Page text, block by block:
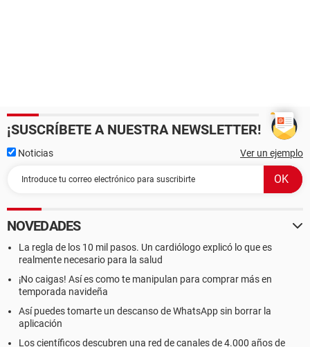
¡SUSCRÍBETE A NUESTRA NEWSLETTER!
Noticias Ver un ejemplo
NOVEDADES
La regla de los 10 mil pasos. Un cardiólogo explicó lo que es
realmente necesario para la salud
¡No caigas! Así es como te manipulan para comprar más en
temporada navideña
Así puedes tomarte un descanso de WhatsApp sin borrar la
aplicación
Los científicos descubren una red de canales de 4.000 años de